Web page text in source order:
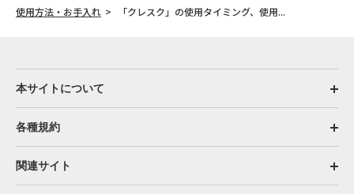
使用方法・お手入れ
「クレスク」の使用タイミング、使用...
本サイトについて
各種規約
関連サイト